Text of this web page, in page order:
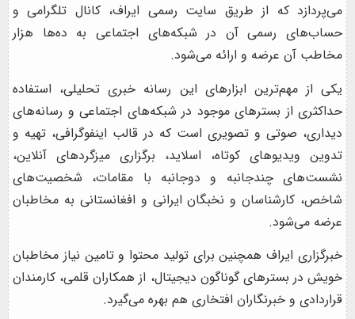
می‌پردازد که از طریق سایت رسمی ایراف، کانال‌ تلگرامی و
حساب‌های رسمی آن در شبکه‌های اجتماعی به ده‌ها هزار
مخاطب آن عرضه و ارائه می‌شود.
یکی از مهم‌ترین ابزارهای این رسانه خبری تحلیلی، استفاده
حداکثری از بسترهای موجود در شبکه‌های اجتماعی و رسانه‌های
دیداری، صوتی و تصویری است که در قالب اینفوگرافی، تهیه و
تدوین ویدیوهای کوتاه، اسلاید، برگزاری میزگردهای آنلاین،
نشست‌های چندجانبه و دوجانبه با مقامات، شخصیت‌های
شاخص، کارشناسان و نخبگان ایرانی و افغانستانی به مخاطبان
عرضه می‌شود.
خبرگزاری ایراف همچنین برای تولید محتوا و تامین نیاز مخاطبان
خویش در بسترهای گوناگون دیجیتال، از همکاران قلمی، کارمندان
قراردادی و خبرنگاران افتخاری هم بهره می‌گیرد.